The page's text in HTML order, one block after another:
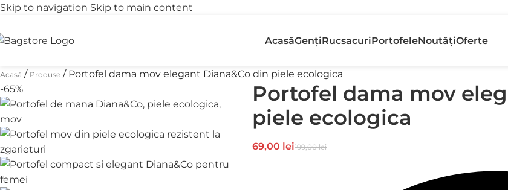
Skip to navigation Skip to main content
peste 250 lei
în 30 de zile
AcasăGențiRucsacuriPortofeleNoutățiOferte
Acasă / Produse / Portofel dama mov elegant Diana&Co din piele ecologica
-65%
Portofel dama mov
piele ecologica
199,00lei
69,00 lei